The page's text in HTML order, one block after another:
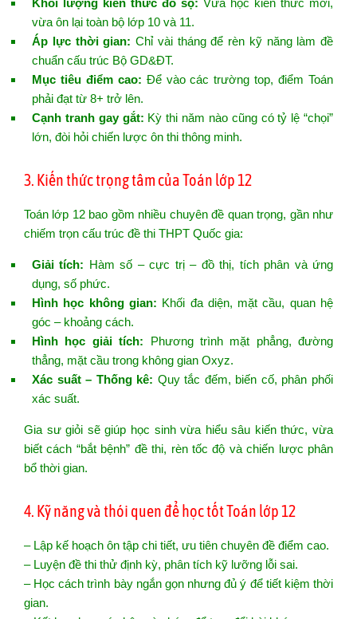
Khối lượng kiến thức đồ sộ: Vừa học kiến thức mới,
vừa ôn lại toàn bộ lớp 10 và 11.
Áp lực thời gian: Chỉ vài tháng để rèn kỹ năng làm đề
chuẩn cấu trúc Bộ GD&ĐT.
Mục tiêu điểm cao: Để vào các trường top, điểm Toán
phải đạt từ 8+ trở lên.
Cạnh tranh gay gắt: Kỳ thi năm nào cũng có tỷ lệ “chọi”
lớn, đòi hỏi chiến lược ôn thi thông minh.
3. Kiến thức trọng tâm của Toán lớp 12
Toán lớp 12 bao gồm nhiều chuyên đề quan trọng, gần như
chiếm trọn cấu trúc đề thi THPT Quốc gia:
Giải tích: Hàm số – cực trị – đồ thị, tích phân và ứng
dụng, số phức.
Hình học không gian: Khối đa diện, mặt cầu, quan hệ
góc – khoảng cách.
Hình học giải tích: Phương trình mặt phẳng, đường
thẳng, mặt cầu trong không gian Oxyz.
Xác suất – Thống kê: Quy tắc đếm, biến cố, phân phối
xác suất.
Gia sư giỏi sẽ giúp học sinh vừa hiểu sâu kiến thức, vừa
biết cách “bắt bệnh” đề thi, rèn tốc độ và chiến lược phân
bổ thời gian.
4. Kỹ năng và thói quen để học tốt Toán lớp 12
– Lập kế hoạch ôn tập chi tiết, ưu tiên chuyên đề điểm cao.
– Luyện đề thi thử định kỳ, phân tích kỹ lưỡng lỗi sai.
– Học cách trình bày ngắn gọn nhưng đủ ý để tiết kiệm thời
gian.